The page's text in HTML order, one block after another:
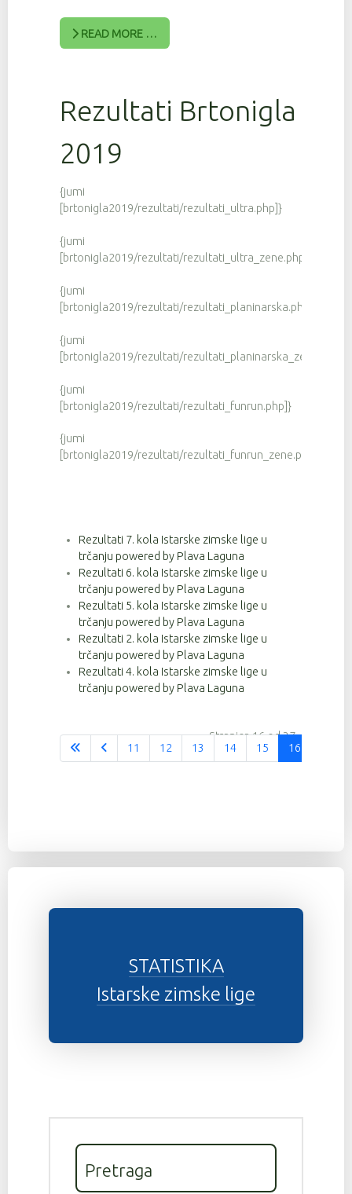
READ MORE …
Rezultati Brtonigla
2019
{jumi
[brtonigla2019/rezultati/rezultati_ultra.php]}
{jumi
[brtonigla2019/rezultati/rezultati_ultra_zene.php]}
{jumi
[brtonigla2019/rezultati/rezultati_planinarska.php]}
{jumi
[brtonigla2019/rezultati/rezultati_planinarska_zene.php]}
{jumi
[brtonigla2019/rezultati/rezultati_funrun.php]}
{jumi
[brtonigla2019/rezultati/rezultati_funrun_zene.php]}
Rezultati 7. kola Istarske zimske lige u
trčanju powered by Plava Laguna
Rezultati 6. kola Istarske zimske lige u
trčanju powered by Plava Laguna
Rezultati 5. kola Istarske zimske lige u
trčanju powered by Plava Laguna
Rezultati 2. kola Istarske zimske lige u
trčanju powered by Plava Laguna
Rezultati 4. kola Istarske zimske lige u
trčanju powered by Plava Laguna
Stranica 16 od 37
11
12 13 14 15 16
STATISTIKA
Istarske zimske lige
Pretraga